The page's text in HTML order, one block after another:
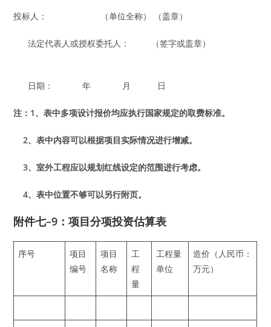
投标人： （单位全称） （盖章）
法定代表人或授权委托人： （签字或盖章）
日期： 年 月 日
注：1、表中多项设计报价均应执行国家规定的取费标准。
2、表中内容可以根据项目实际情况进行增减。
3、室外工程应以规划红线设定的范围进行考虑。
4、表中位置不够可以另行附页。
附件七–9：项目分项投资估算表
序号
项目
编号
项目
名称
工
程
量
工程量
单位
造价（人民币：
万元）